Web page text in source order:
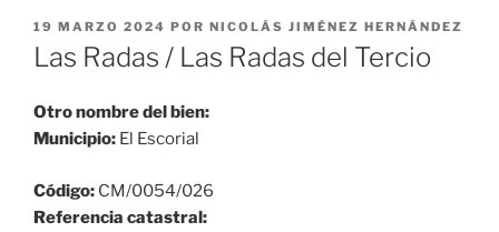
PUBLICADO
EL
19 MARZO 2024 POR NICOLÁS JIMÉNEZ HERNÁNDEZ
Las Radas / Las Radas del Tercio
Otro nombre del bien:
Municipio: El Escorial
Código: CM/0054/026
Referencia catastral: